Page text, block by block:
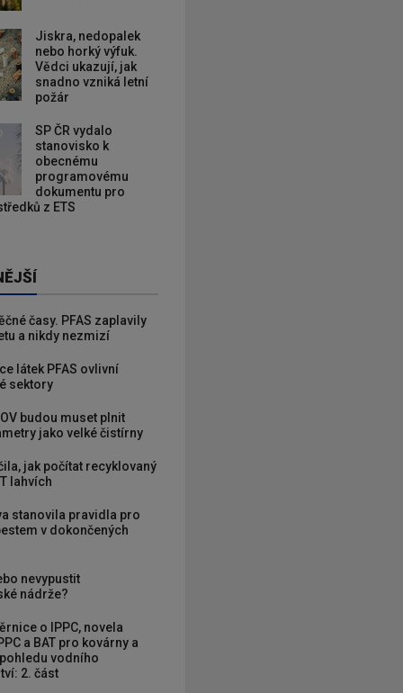
Jiskra, nedopalek
nebo horký výfuk.
Vědci ukazují, jak
snadno vzniká letní
požár
SP ČR vydalo
stanovisko k
obecnému
programovému
dokumentu pro
z ETS
časy. PFAS zaplavily
a nikdy nezmizí
látek PFAS ovlivní
sektory
budou muset plnit
jako velké čistírny
jak počítat recyklovaný
lahvích
stanovila pravidla pro
v dokončených
nevypustit
nádrže?
o IPPC, novela
a BAT pro kovárny a
vodního
2. část